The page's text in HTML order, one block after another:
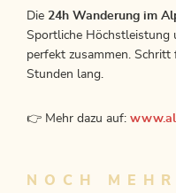
Die 24h Wanderung im
Sportliche Höchstleistung
perfekt zusammen.
Stunden lang.
👉 Mehr dazu auf:
NOCH MEHR